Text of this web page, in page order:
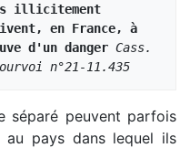
illicitement
en France, à
d'un danger Cass.
n°21-11.435
séparé peuvent parfois
au pays dans lequel ils